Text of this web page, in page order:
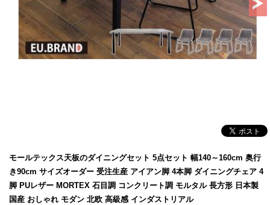
モールテックス天板のダイニングセット 5点セット 幅140～160cm 奥行
き90cm サイズオーダー 受注生産 アイアン脚 4本脚 ダイニングチェア 4
脚 PUレザー MORTEX 石目調 コンクリート調 モルタル 長方形 日本製
国産 おしゃれ モダン 北欧 高級感 インダストリアル